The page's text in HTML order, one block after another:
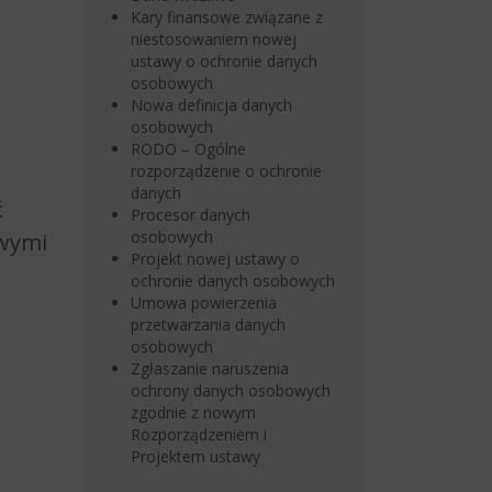
Kary finansowe związane z
niestosowaniem nowej
ustawy o ochronie danych
osobowych
Nowa definicja danych
osobowych
RODO – Ogólne
rozporządzenie o ochronie
danych
Procesor danych
osobowych
Projekt nowej ustawy o
ochronie danych osobowych
Umowa powierzenia
przetwarzania danych
osobowych
Zgłaszanie naruszenia
ochrony danych osobowych
zgodnie z nowym
Rozporządzeniem i
Projektem ustawy